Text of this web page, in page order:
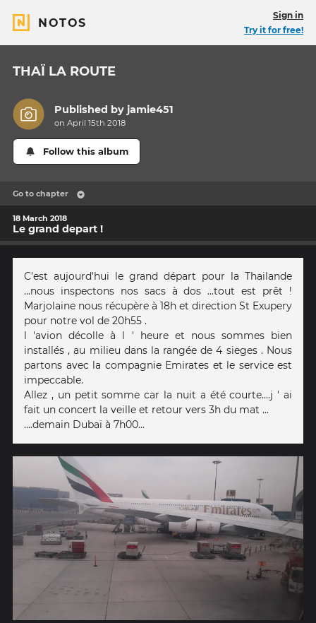
NOTOS
Sign in
Try it for free!
THAÏ LA ROUTE
Published by jamie451
on April 15th 2018
Follow this album
Go to chapter
18 March 2018
Le grand depart !
C'est aujourd'hui le grand départ pour la Thailande
...nous inspectons nos sacs à dos ...tout est prêt !
Marjolaine nous récupère à 18h et direction St Exupery
pour notre vol de 20h55 .
l 'avion décolle à l ' heure et nous sommes bien
installés , au milieu dans la rangée de 4 sieges . Nous
partons avec la compagnie Emirates et le service est
impeccable.
Allez , un petit somme car la nuit a été courte....j ' ai
fait un concert la veille et retour vers 3h du mat ...
....demain Dubaï à 7h00...